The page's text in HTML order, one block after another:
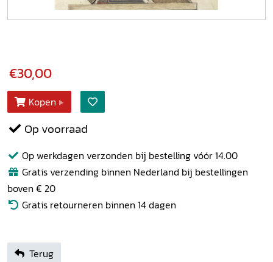
€30,00
Kopen
Op voorraad
Op werkdagen verzonden bij bestelling vóór 14.00
Gratis verzending binnen Nederland bij bestellingen
boven € 20
Gratis retourneren binnen 14 dagen
Terug